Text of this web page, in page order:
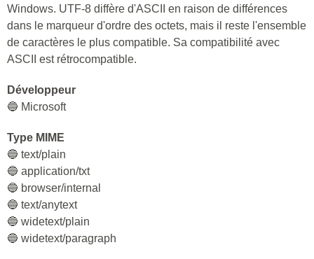
Windows. UTF-8 diffère d'ASCII en raison de différences
dans le marqueur d'ordre des octets, mais il reste l'ensemble
de caractères le plus compatible. Sa compatibilité avec
ASCII est rétrocompatible.
Développeur
🔵 Microsoft
Type MIME
🔵 text/plain
🔵 application/txt
🔵 browser/internal
🔵 text/anytext
🔵 widetext/plain
🔵 widetext/paragraph